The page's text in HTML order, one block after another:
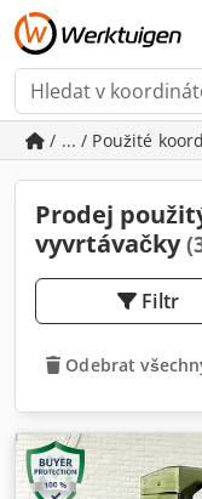
/ ... / Použité
Prodej
vyvrtávačky
Filtr
Odebrat